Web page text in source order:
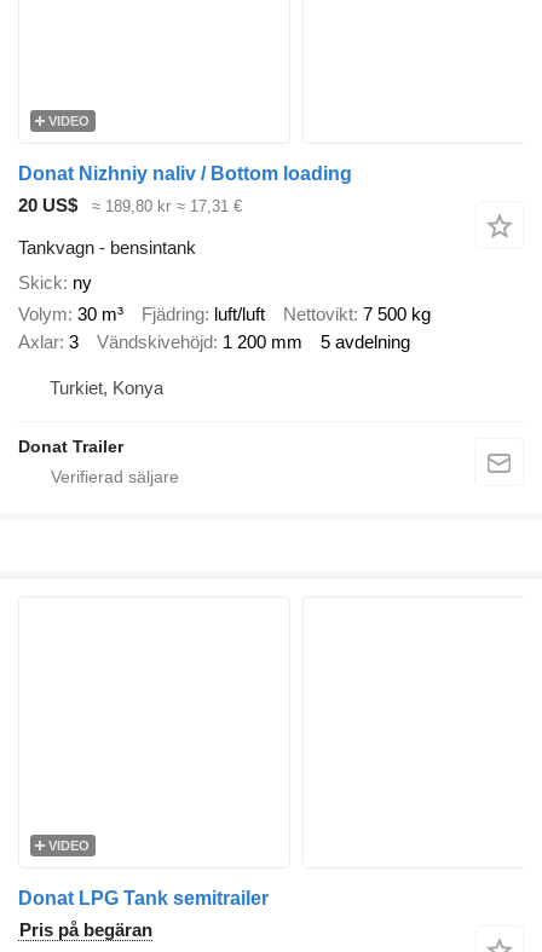
VIDEO
Donat Nizhniy naliv / Bottom loading
20 US$
≈ 189,80 kr ≈ 17,31 €
Tankvagn - bensintank
Skick ny
Volym 30 m³ Fjädring luft/luft Nettovikt 7 500 kg
Axlar 3 Vändskivehöjd 1 200 mm 5 avdelning
Turkiet, Konya
Donat Trailer
VIDEO
Donat LPG Tank semitrailer
Pris på begäran